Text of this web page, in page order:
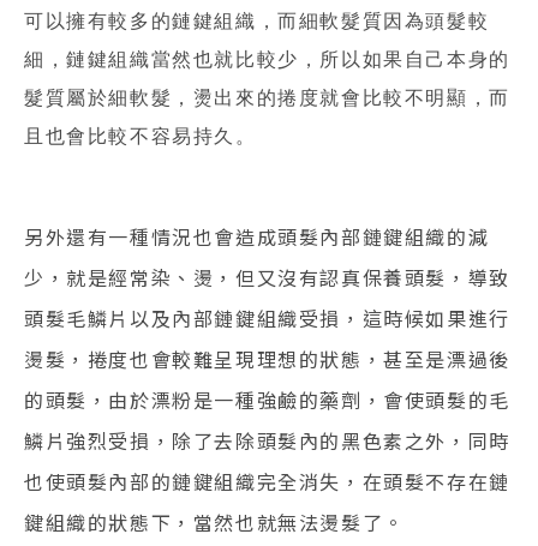
可以擁有較多的鏈鍵組織，而細軟髮質因為頭髮較
細，鏈鍵組織當然也就比較少，所以如果自己本身的
髮質屬於細軟髮，燙出來的捲度就會比較不明顯，而
且也會比較不容易持久。
另外還有一種情況也會造成頭髮內部鏈鍵組織的減
少，就是經常染、燙，但又沒有認真保養頭髮，導致
頭髮毛鱗片以及內部鏈鍵組織受損，這時候如果進行
燙髮，捲度也會較難呈現理想的狀態，甚至是漂過後
的頭髮，由於漂粉是一種強鹼的藥劑，會使頭髮的毛
鱗片強烈受損，除了去除頭髮內的黑色素之外，同時
也使頭髮內部的鏈鍵組織完全消失，在頭髮不存在鏈
鍵組織的狀態下，當然也就無法燙髮了。